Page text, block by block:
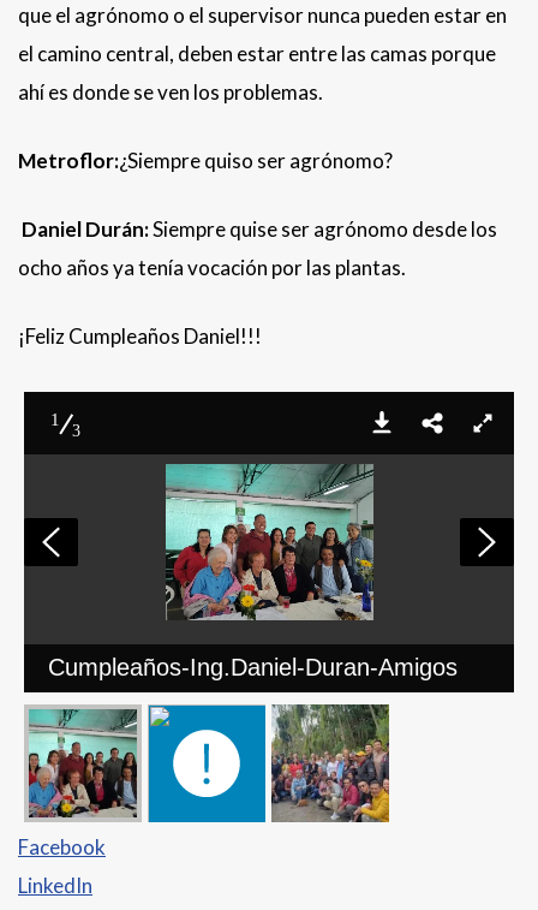
que el agrónomo o el supervisor nunca pueden estar en
el camino central, deben estar entre las camas porque
ahí es donde se ven los problemas.
Metroflor:¿Siempre quiso ser agrónomo?
Daniel Durán:Siempre quise ser agrónomo desde los
ocho años ya tenía vocación por las plantas.
¡Feliz Cumpleaños Daniel!!!
1
3
Cumpleaños-Ing.Daniel-Duran-Amigos
Facebook
LinkedIn